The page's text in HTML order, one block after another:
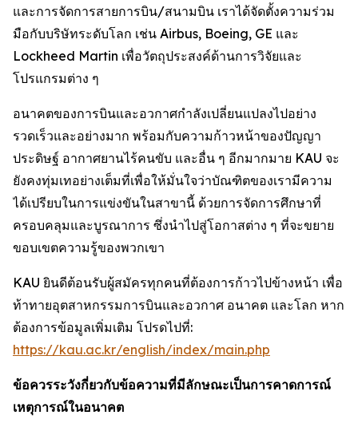
และการจัดการสายการบิน/สนามบิน เราได้จัดตั้งความร่วม
มือกับบริษัทระดับโลก เช่น Airbus, Boeing, GE และ
Lockheed Martin เพื่อวัตถุประสงค์ด้านการวิจัยและ
โปรแกรมต่าง ๆ
อนาคตของการบินและอวกาศกำลังเปลี่ยนแปลงไปอย่าง
รวดเร็วและอย่างมาก พร้อมกับความก้าวหน้าของปัญญา
ประดิษฐ์ อากาศยานไร้คนขับ และอื่น ๆ อีกมากมาย KAU จะ
ยังคงทุ่มเทอย่างเต็มที่เพื่อให้มั่นใจว่าบัณฑิตของเรามีความ
ได้เปรียบในการแข่งขันในสาขานี้ ด้วยการจัดการศึกษาที่
ครอบคลุมและบูรณาการ ซึ่งนำไปสู่โอกาสต่าง ๆ ที่จะขยาย
ขอบเขตความรู้ของพวกเขา
KAU ยินดีต้อนรับผู้สมัครทุกคนที่ต้องการก้าวไปข้างหน้า เพื่อ
ท้าทายอุตสาหกรรมการบินและอวกาศ อนาคต และโลก หาก
ต้องการข้อมูลเพิ่มเติม โปรดไปที่:
https://kau.ac.kr/english/index/main.php
ข้อควรระวังกี่ยวกับข้อความที่มีลักษณะเป็นการคาดการณ์
เหตุการณ์ในอนาคต